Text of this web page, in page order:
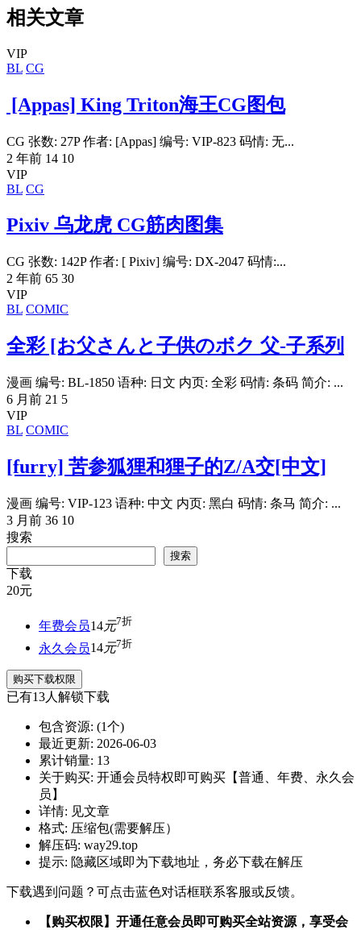
相关文章
VIP
BL CG
[Appas] King Triton海王CG图包
CG 张数: 27P 作者: [Appas] 编号: VIP-823 码情: 无...
2 年前 14 10
VIP
BL CG
Pixiv 乌龙虎 CG筋肉图集
CG 张数: 142P 作者: [ Pixiv] 编号: DX-2047 码情:...
2 年前 65 30
VIP
BL COMIC
全彩 [お父さんと子供のボク 父-子系列
漫画 编号: BL-1850 语种: 日文 内页: 全彩 码情: 条码 简介: ...
6 月前 21 5
VIP
BL COMIC
[furry] 苦参狐狸和狸子的Z/A交[中文]
漫画 编号: VIP-123 语种: 中文 内页: 黑白 码情: 条马 简介: ...
3 月前 36 10
搜索
搜索
下载
20元
年费会员14元7折
永久会员14元7折
购买下载权限
已有13人解锁下载
包含资源: (1个)
最近更新: 2026-06-03
累计销量: 13
关于购买: 开通会员特权即可购买【普通、年费、永久会
员】
详情: 见文章
格式: 压缩包(需要解压）
解压码: way29.top
提示: 隐藏区域即为下载地址，务必下载在解压
下载遇到问题？可点击蓝色对话框联系客服或反馈。
【购买权限】开通任意会员即可购买全站资源，享受会